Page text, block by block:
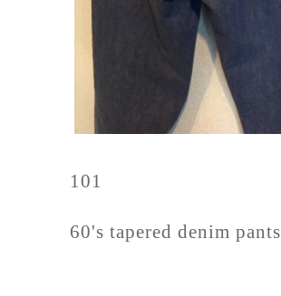
101
60's tapered denim pants